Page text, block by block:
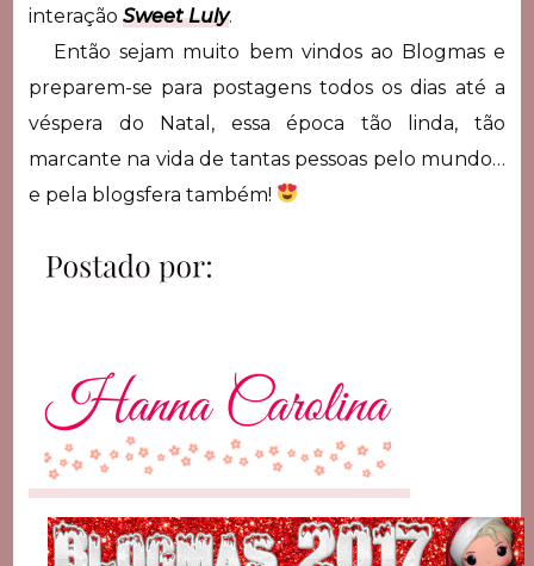
interação Sweet Luly.
Então sejam muito bem vindos ao Blogmas e
preparem-se para postagens todos os dias até a
véspera do Natal, essa época tão linda, tão
marcante na vida de tantas pessoas pelo mundo…
e pela blogsfera também!